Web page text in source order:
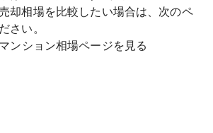
却相場を比較したい場合は、次のペ
さい。
ンション相場ページを見る